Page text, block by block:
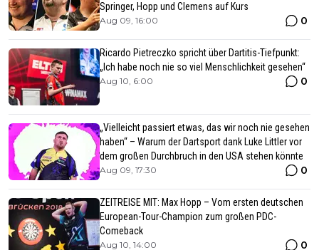
Springer, Hopp und Clemens auf Kurs
Aug 09, 16:00 0
Ricardo Pietreczko spricht über Dartitis-Tiefpunkt:
„Ich habe noch nie so viel Menschlichkeit gesehen“
Aug 10, 6:00 0
„Vielleicht passiert etwas, das wir noch nie gesehen
haben“ – Warum der Dartsport dank Luke Littler vor
dem großen Durchbruch in den USA stehen könnte
Aug 09, 17:30 0
ZEITREISE MIT: Max Hopp – Vom ersten deutschen
European-Tour-Champion zum großen PDC-
Comeback
Aug 10, 14:00 0